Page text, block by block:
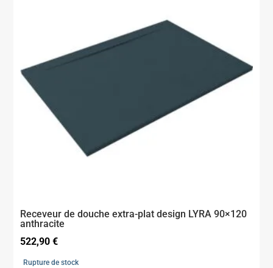
Receveur de douche extra-plat design LYRA 90×120
anthracite
522,90€
Rupture de stock